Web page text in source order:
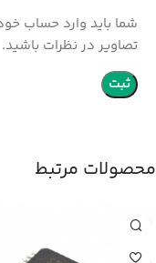
شما باید وارد حساب
تصاویر در نظرات باشید.
محصولات مرتبط